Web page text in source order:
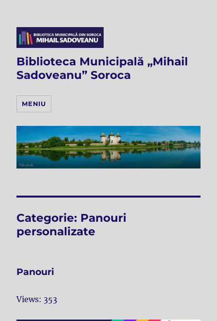
Biblioteca Municipală „Mihail
Sadoveanu” Soroca
MENIU
Categorie: Panouri
personalizate
Panouri
Views: 353